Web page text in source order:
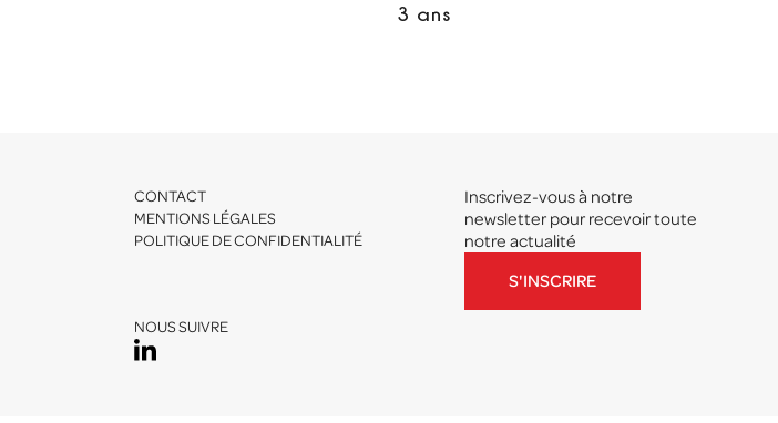
3 ans
CONTACT
MENTIONS LÉGALES
POLITIQUE DE CONFIDENTIALITÉ
NOUS SUIVRE
Inscrivez-vous à notre
newsletter pour recevoir toute
notre actualité
S'INSCRIRE